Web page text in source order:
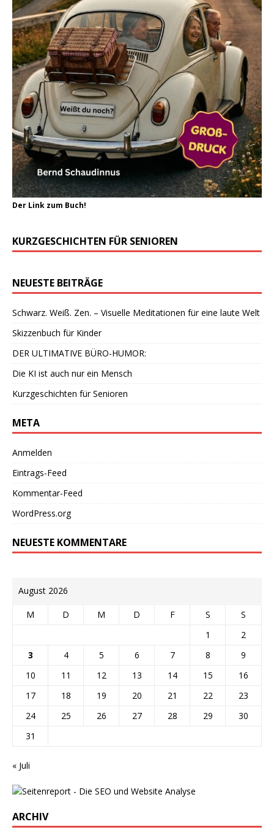
Der Link zum Buch!
KURZGESCHICHTEN FÜR SENIOREN
NEUESTE BEITRÄGE
Schwarz. Weiß. Zen. – Visuelle Meditationen für eine laute Welt
Skizzenbuch für Kinder
DER ULTIMATIVE BÜRO-HUMOR:
Die KI ist auch nur ein Mensch
Kurzgeschichten für Senioren
META
Anmelden
Eintrags-Feed
Kommentar-Feed
WordPress.org
NEUESTE KOMMENTARE
August 2026
M D M D F S
S
1
2
3
4 5 6 7 8
9
10
11 12 13 14 15
16
17
18 19 20 21 22
23
24
25 26 27 28 29
30
31
« Juli
ARCHIV